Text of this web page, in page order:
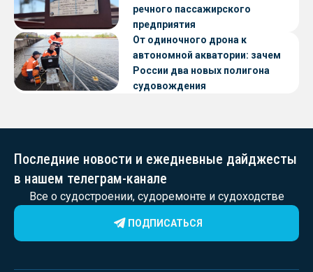
речного пассажирского
предприятия
От одиночного дрона к
автономной акватории: зачем
России два новых полигона
судовождения
Последние новости и ежедневные дайджесты
в нашем телеграм-канале
Все о судостроении, судоремонте и судоходстве
ПОДПИСАТЬСЯ